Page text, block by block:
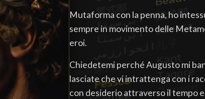
Mutaforma con la penna, ho
sempre in movimento delle
eroi.
Chiedetemi perché Augusto mi
lasciate che vi intrattenga con i
con desiderio attraverso il tempo e